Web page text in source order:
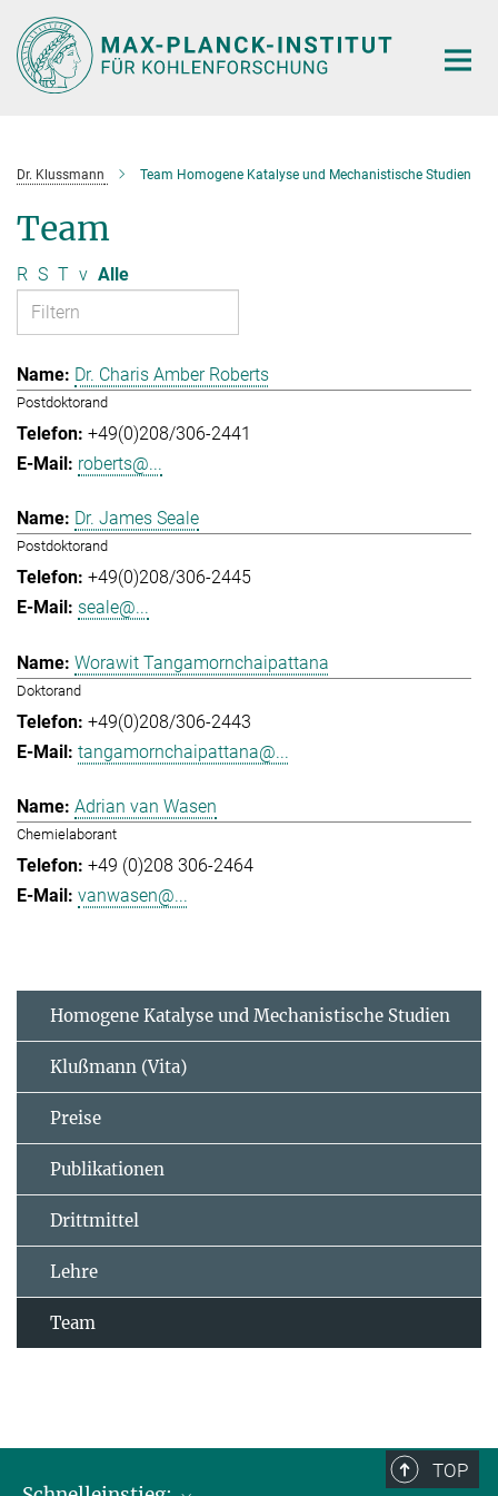
Hauptinhalt
Dr. Klussmann Team Homogene Katalyse und Mechanistische Studien
Team
R S T v Alle
Dr. Charis Amber Roberts
Postdoktorand
+49(0)208/306-2441
roberts@...
Dr. James Seale
Postdoktorand
+49(0)208/306-2445
seale@...
Worawit Tangamornchaipattana
Doktorand
+49(0)208/306-2443
tangamornchaipattana@...
Adrian van Wasen
Chemielaborant
+49 (0)208 306-2464
vanwasen@...
Homogene Katalyse und Mechanistische Studien
Klußmann (Vita)
Preise
Publikationen
Drittmittel
Lehre
Team
TOP